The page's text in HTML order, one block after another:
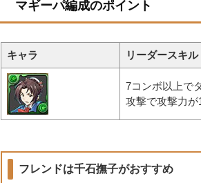
マギーパ編成のポイント
キャラ リーダースキル
7コンボ以上で
攻撃で攻撃力が
フレンドは千石撫子がおすすめ